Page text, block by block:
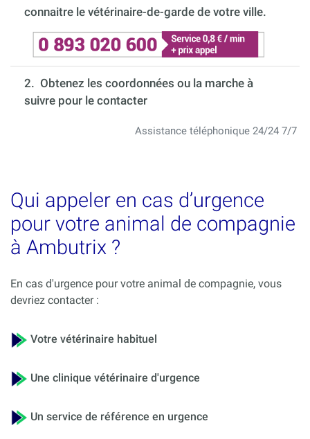
connaitre le vétérinaire-de-garde de votre ville.
2. Obtenez les coordonnées ou la marche à
suivre pour le contacter
Assistance téléphonique 24/24 7/7
Qui appeler en cas d’urgence
pour votre animal de compagnie
à Ambutrix ?
En cas d'urgence pour votre animal de compagnie, vous
devriez contacter :
Votre vétérinaire habituel
Une clinique vétérinaire d'urgence
Un service de référence en urgence